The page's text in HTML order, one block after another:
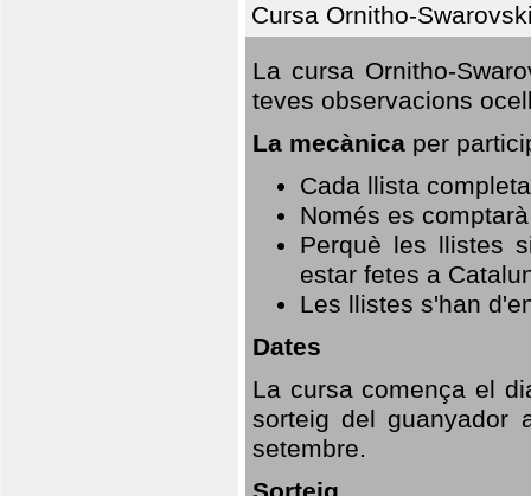
Cursa Ornitho-
La cursa Ornitho-
teves observacions
La mecànica per
Cada llista
Només es
Perquè les llistes
estar fetes a
Les llistes s'han
Dates
La cursa comença el
sorteig del guanyador
setembre.